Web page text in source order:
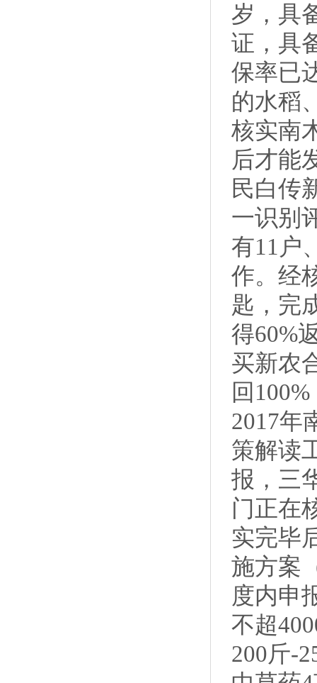
岁，具
证，具
保率已
的水稻
核实南
后才能
民白传
一识别
有11户
作。经
匙，完
得60%
买新农
回
2017年
策解读
报，三
门正在
实完毕
施方案
度内申
不超
200斤-